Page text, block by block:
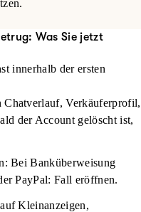
Was Sie jetzt
innerhalb der ersten
Chatverlauf, Verkäuferprofil,
der Account gelöscht ist,
Bei Banküberweisung
PayPal: Fall eröffnen.
Kleinanzeigen,